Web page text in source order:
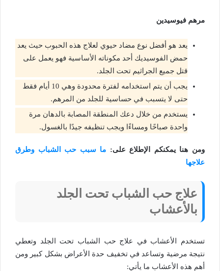
مرهم فيوسيدين
يعد هو أفضل نوع مضاد حيوي لعلاج هذه الحبوب حيث يعد
حمض الفوسيديك أحد مكوناته الأساسية فهو يعمل على
قتل جميع الجراثيم تحت الجلد.
يجب أن يتم استخدامه لفترة محدودة وهي 10 أيام فقط
حتى لا يتسبب في حساسية للجلد من المرهم.
يستخدم من خلال دعك المنطقة المصابة بالدهان مرة
واحدة صباحًا ومساءًا ويجب تنظيفه جيدًا بالغسول.
ومن هنا يمكنكم الإطلاع على: ما سبب حب الشباب وطرق
علاجها
علاج حب الشباب تحت الجلد
بالأعشاب
تستخدم الأعشاب في علاج حب الشباب تحت الجلد وتعطي
نتيجة مرضية وتساعد في تخفيف حدة الأعراض بشكل كبير ومن
أهم هذه الأعشاب ما يأتي: